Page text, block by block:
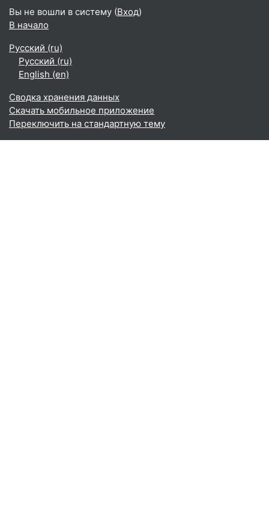
Вы не вошли в систему (Вход)
В начало
Русский ‎(ru)‎
Русский ‎(ru)‎
English ‎(en)‎
Сводка хранения данных
Скачать мобильное приложение
Переключить на стандартную тему